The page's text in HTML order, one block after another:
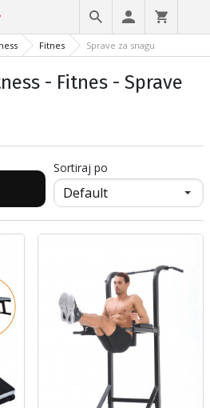
Fitnes Sprave za snagu
- Fitnes - Sprave
Sortiraj po